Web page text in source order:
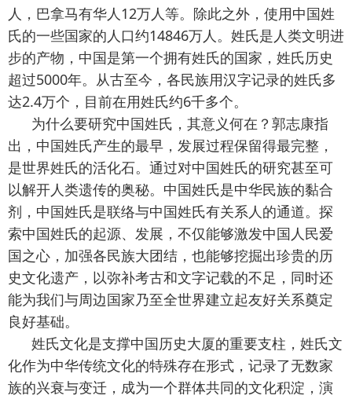
人，巴拿马有华人12万人等。除此之外，使用中国姓
氏的一些国家的人口约14846万人。姓氏是人类文明进
步的产物，中国是第一个拥有姓氏的国家，姓氏历史
超过5000年。从古至今，各民族用汉字记录的姓氏多
达2.4万个，目前在用姓氏约6千多个。
为什么要研究中国姓氏，其意义何在？郭志康指
出，中国姓氏产生的最早，发展过程保留得最完整，
是世界姓氏的活化石。通过对中国姓氏的研究甚至可
以解开人类遗传的奥秘。中国姓氏是中华民族的黏合
剂，中国姓氏是联络与中国姓氏有关系人的通道。探
索中国姓氏的起源、发展，不仅能够激发中国人民爱
国之心，加强各民族大团结，也能够挖掘出珍贵的历
史文化遗产，以弥补考古和文字记载的不足，同时还
能为我们与周边国家乃至全世界建立起友好关系奠定
良好基础。
姓氏文化是支撑中国历史大厦的重要支柱，姓氏文
化作为中华传统文化的特殊存在形式，记录了无数家
族的兴衰与变迁，成为一个群体共同的文化积淀，演